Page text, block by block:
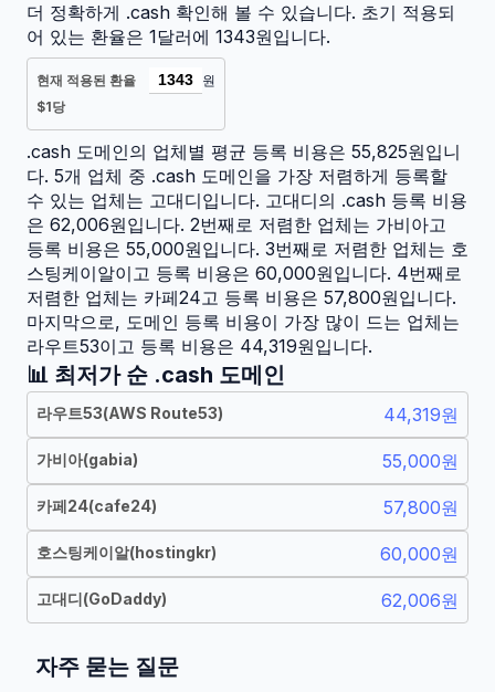
더 정확하게 .cash 확인해 볼 수 있습니다. 초기 적용되
어 있는 환율은 1달러에 1343원입니다.
현재 적용된 환율
$1당
원
.cash 도메인의 업체별 평균 등록 비용은 55,825원입니
다. 5개 업체 중 .cash 도메인을 가장 저렴하게 등록할
수 있는 업체는 고대디입니다. 고대디의 .cash 등록 비용
은 62,006원입니다. 2번째로 저렴한 업체는 가비아고
등록 비용은 55,000원입니다. 3번째로 저렴한 업체는 호
스팅케이알이고 등록 비용은 60,000원입니다. 4번째로
저렴한 업체는 카페24고 등록 비용은 57,800원입니다.
마지막으로, 도메인 등록 비용이 가장 많이 드는 업체는
라우트53이고 등록 비용은 44,319원입니다.
📊 최저가 순 .cash 도메인
라우트53(AWS Route53) 44,319원
가비아(gabia) 55,000원
카페24(cafe24) 57,800원
호스팅케이알(hostingkr) 60,000원
고대디(GoDaddy) 62,006원
자주 묻는 질문